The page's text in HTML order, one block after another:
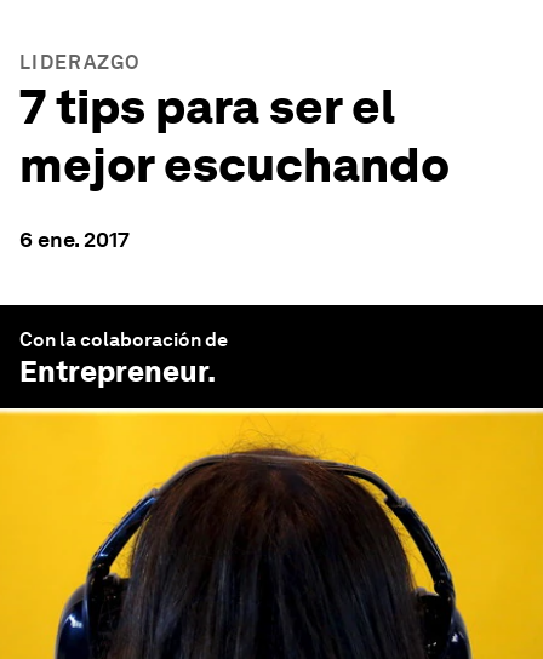
LIDERAZGO
7 tips para ser el
mejor escuchando
6 ene. 2017
Con la colaboración de
Entrepreneur.